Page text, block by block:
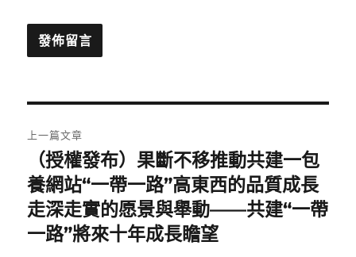
章
導
覽
上一篇文章
一
篇
（授權發布）果斷不移推動共建一包
養網站“一帶一路”高東西的品質成長
走深走實的愿景與舉動——共建“一帶
一路”將來十年成長瞻望